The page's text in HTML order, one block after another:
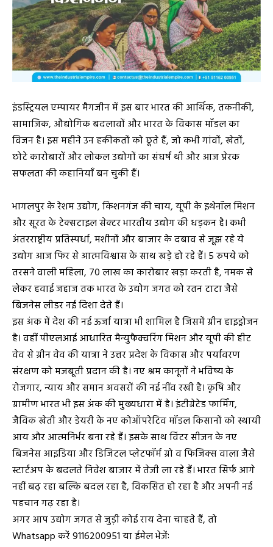
इंडस्ट्रियल एम्पायर मैगजीन में इस बार भारत की आर्थिक, तकनीकी,
सामाजिक, औद्योगिक बदलावों और भारत के विकास मॉडल का
विजन है। इस महीने उन हकीकतों को छूते हैं, जो कभी गांवों, खेतों,
छोटे कारोबारों और लोकल उद्योगों का संघर्ष थी और आज प्रेरक
सफलता की कहानियाँ बन चुकी हैं।
भागलपुर के रेशम उद्योग, किशनगंज की चाय, यूपी के इथेनॉल मिशन
और सूरत के टेक्सटाइल सेक्टर भारतीय उद्योग की धड़कन है। कभी
अंतरराष्ट्रीय प्रतिस्पर्धा, मशीनों और बाजार के दबाव से जूझ रहे ये
उद्योग आज फिर से आत्मविश्वास के साथ खड़े हो रहे हैं। 5 रुपये को
तरसने वाली महिला, 70 लाख का कारोबार खड़ा करती है, नमक से
लेकर हवाई जहाज तक भारत के उद्योग जगत को रतन टाटा जैसे
बिजनेस लीडर नई दिशा देते हैं।
इस अंक में देश की नई ऊर्जा यात्रा भी शामिल है जिसमें ग्रीन हाइड्रोजन
है। वहीं पीएलआई आधारित मैन्युफैक्चरिंग मिशन और यूपी की हीट
वेव से ग्रीन वेव की यात्रा ने उत्तर प्रदेश के विकास और पर्यावरण
संरक्षण को मजबूती प्रदान की है। नए श्रम कानूनों ने भविष्य के
रोजगार, न्याय और समान अवसरों की नई नींव रखी है। कृषि और
ग्रामीण भारत भी इस अंक की मुख्यधारा में है। इंटीग्रेटेड फार्मिंग,
जैविक खेती और डेयरी के नए कोऑपरेटिव मॉडल किसानों को स्थायी
आय और आत्मनिर्भर बना रहे हैं। इसके साथ विंटर सीजन के नए
बिजनेस आइडिया और डिजिटल प्लेटफॉर्म ग्रो व फिजिक्स वाला जैसे
स्टार्टअप के बदलते निवेश बाजार में तेजी ला रहे हैं। भारत सिर्फ आगे
नहीं बढ़ रहा बल्कि बदल रहा है, विकसित हो रहा है और अपनी नई
पहचान गढ़ रहा है।
अगर आप उद्योग जगत से जुड़ी कोई राय देना चाहते हैं, तो
Whatsapp करें 9116200951 या ईमेल भेजेंः